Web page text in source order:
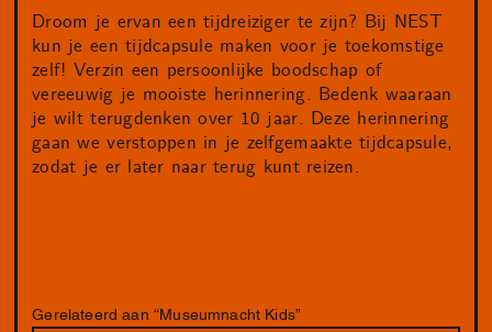
Droom je ervan een tijdreiziger te zijn? Bij NEST
kun je een tijdcapsule maken voor je toekomstige
zelf! Verzin een persoonlijke boodschap of
vereeuwig je mooiste herinnering. Bedenk waaraan
je wilt terugdenken over 10 jaar. Deze herinnering
gaan we verstoppen in je zelfgemaakte tijdcapsule,
zodat je er later naar terug kunt reizen.
Gerelateerd aan “Museumnacht Kids”